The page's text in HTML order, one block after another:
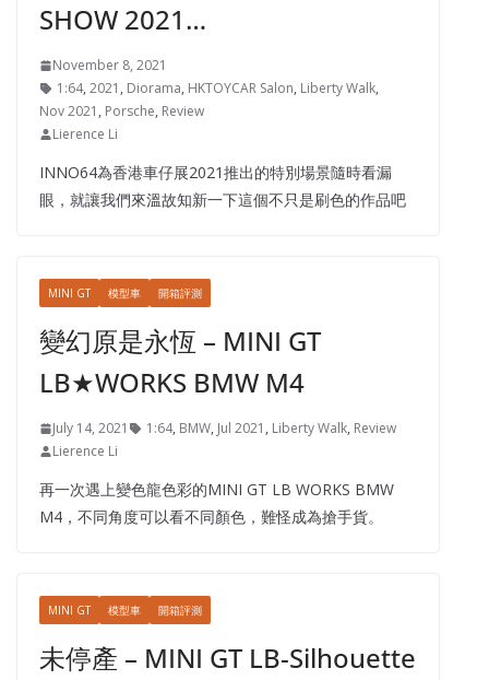
SHOW 2021…
November 8, 2021
1:64, 2021 , Diorama, HKTOYCAR Salon, Liberty Walk,
Nov 2021 , Porsche, Review
Lierence Li
INNO64為香港車仔展2021推出的特別場景隨時看漏
眼，就讓我們來溫故知新一下這個不只是刷色的作品吧
MINI GT 模型車 開箱評測
變幻原是永恆 – MINI GT
LB★WORKS BMW M4
July 14, 2021 1:64, BMW, Jul 2021 , Liberty Walk, Review
Lierence Li
再一次遇上變色龍色彩的MINI GT LB WORKS BMW
M4，不同角度可以看不同顏色，難怪成為搶手貨。
MINI GT 模型車 開箱評測
未停產 – MINI GT LB-Silhouette